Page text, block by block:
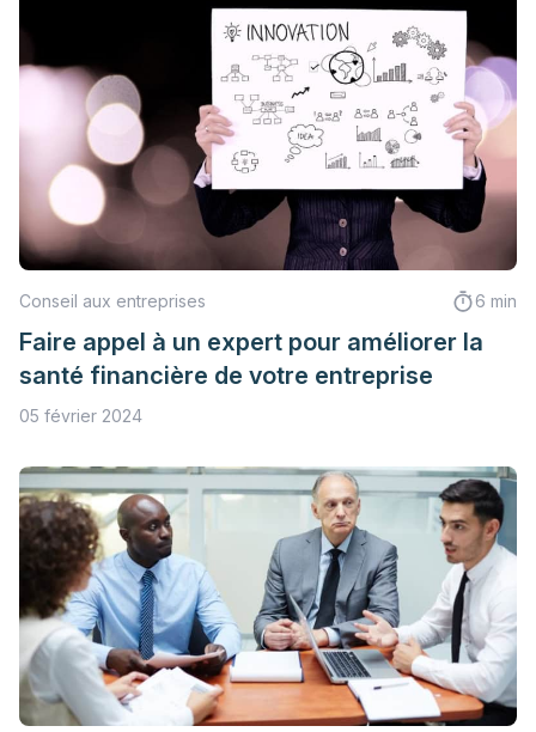
aux entreprises
. Alimentée continuellement avec des
informations pertinentes et actuelles, cette catégorie vise
à vous donner une longueur d’avance dans le monde
compétitif des affaires.
Conseil aux entreprises 6 min
Faire appel à un expert pour améliorer la
santé financière de votre entreprise
05 février 2024